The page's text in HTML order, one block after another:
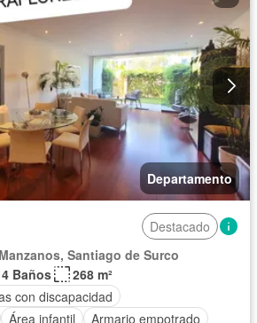
Departamento
Destacado
Santiago de Surco
4 Baños
268 m²
con discapacidad
Área infantil
Armario empotrado